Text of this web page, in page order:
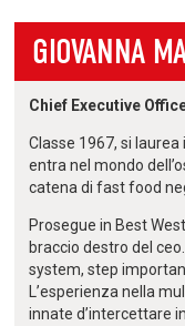
GIOVANNA
Chief Executive
Classe 1967, si
entra nel mondo
catena di fast food
Prosegue in Best
braccio destro del
system, step
L’esperienza nella
innate d’intercettare